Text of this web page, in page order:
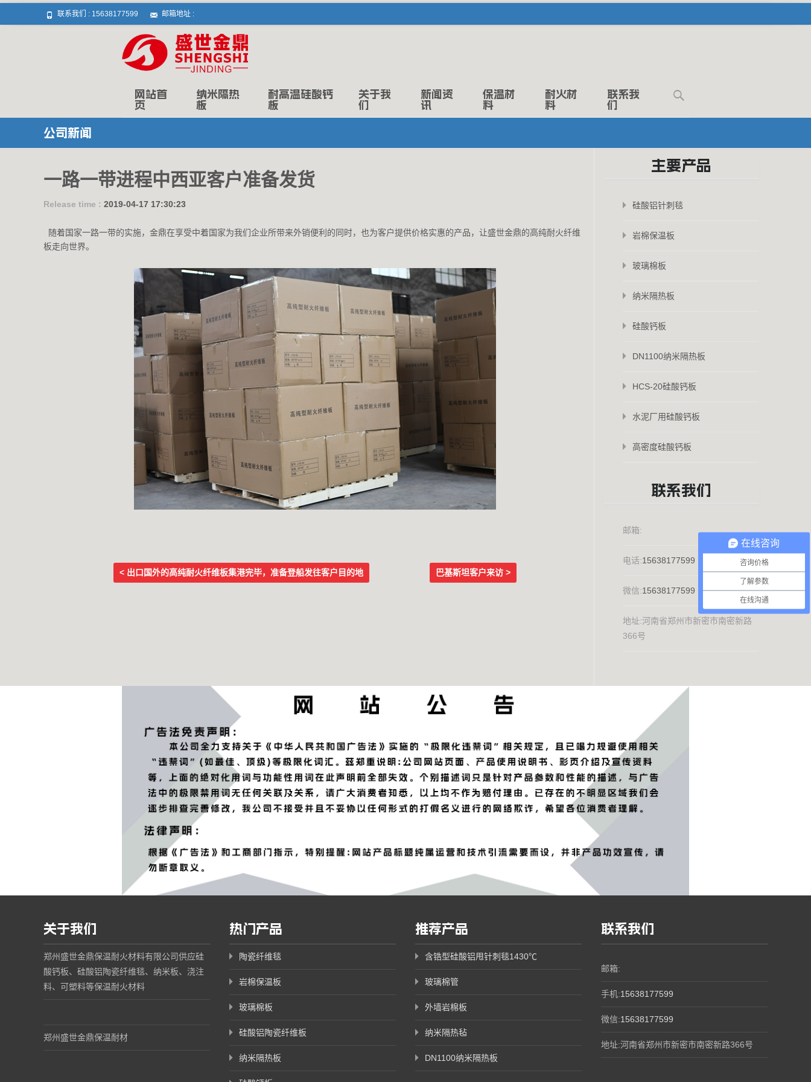
联系我们 : 15638177599 邮箱地址 :
Skip to content
网站首
页
纳米隔热
板
耐高温硅酸钙
板
关于我
们
新闻资
讯
保温材
料
耐火材
料
联系我
们
Search
公司新闻
一路一带进程中西亚客户准备发货
Release time : 2019-04-17 17:30:23
随着国家一路一带的实施，金鼎在享受中着国家为我们企业所带来外销便利的同时，也为客户提供价格实惠的产品，让盛世金鼎的高纯耐火纤维
板走向世界。
< 出口国外的高纯耐火纤维板集港完毕，准备登船发往客户目的地 巴基斯坦客户来访 >
主要产品
硅酸铝针刺毯
岩棉保温板
玻璃棉板
纳米隔热板
硅酸钙板
DN1100纳米隔热板
HCS-20硅酸钙板
水泥厂用硅酸钙板
高密度硅酸钙板
联系我们
邮箱:
电话:15638177599
微信:15638177599
地址:河南省郑州市新密市南密新路
366号
关于我们
郑州盛世金鼎保温耐火材料有限公司供应硅
酸钙板、硅酸铝陶瓷纤维毯、纳米板、浇注
料、可塑料等保温耐火材料
郑州盛世金鼎保温耐材
热门产品
陶瓷纤维毯
岩棉保温板
玻璃棉板
硅酸铝陶瓷纤维板
纳米隔热板
推荐产品
含锆型硅酸铝甩针刺毯1430℃
玻璃棉管
外墙岩棉板
纳米隔热毡
DN1100纳米隔热板
联系我们
邮箱:
手机:15638177599
微信:15638177599
地址:河南省郑州市新密市南密新路366号
在线咨询
咨询价格
了解参数
在线沟通